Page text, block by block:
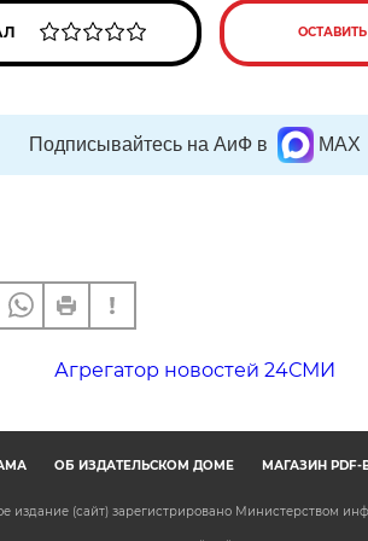
Подписывайтесь на АиФ в MAX
Агрегатор новостей 24СМИ
ОБ ИЗДАТЕЛЬСКОМ ДОМЕ МАГАЗИН PDF-
издание (сайт) зарегистрировано Министерством